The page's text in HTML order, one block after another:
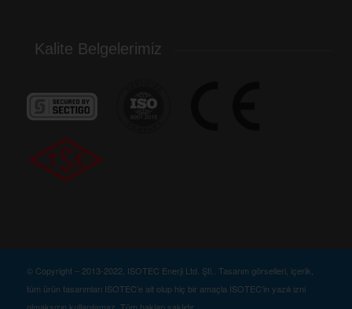
Kalite Belgelerimiz
© Copyright – 2013-2022, ISOTEC Enerji Ltd. Şti.. Tasarım görselleri, içerik,
tüm ürün tasarımları ISOTEC’e ait olup hiç bir amaçla ISOTEC’in yazılı izni